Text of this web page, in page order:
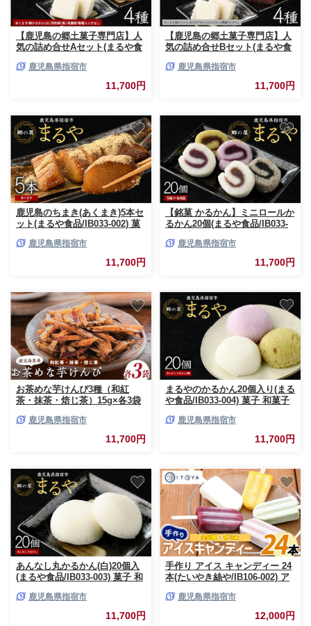
【鹿児島の郷土菓子専門店】人
気の詰め合せAセット(まるや食
ち あくまき かるかん これもち
いこもち きな粉 いぶすき
鹿児島県指宿市
11,700円
【鹿児島の郷土菓子専門店】人
気の詰め合せBセット(まるや食
まき かるかん あずき よもぎ き
鹿児島県指宿市
11,700円
鹿児島のちまき(あくまき)5本セ
ット(まるや食品/IB033-002) 菓
鹿児島 いぶすき
鹿児島県指宿市
11,700円
【銘菓 かるかん】ミニロールか
るかん20個(まるや食品/IB033-
土菓子 お菓子 和菓子 銘菓 指宿
市 いぶすき スイーツ 紫芋 抹茶
小豆 黒ごま お茶請け お茶菓子
鹿児島県指宿市
11,700円
お茶めな芋けんぴ3種（和紅
茶・抹茶・焙じ茶）15g×各3袋
児島県産さつまいも ほうじ茶
手土産 スイーツ おやつ サツマ
鹿児島県指宿市
11,700円
まるやのかるかん20個入り(まる
や食品/IB033-004) 菓子 和菓子
いぶすき
鹿児島県指宿市
11,700円
あんなし丸かるかん(白)20個入
(まるや食品/IB033-003) 菓子 和
饅頭 いぶすき
鹿児島県指宿市
11,700円
手作り アイス キャンディー 24
本(たいやき絲や/IB106-002) ア
ンディー 詰め合わせ 詰合せ セ
ット アイスキャンデー ミルク
あずき チョコ 抹茶 マンゴー パ
鹿児島県指宿市
12,000円